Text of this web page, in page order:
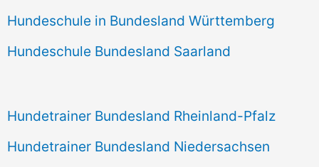
Hundeschule in Bundesland Württemberg
Hundeschule Bundesland Saarland
Hundetrainer Bundesland Rheinland-Pfalz
Hundetrainer Bundesland Niedersachsen